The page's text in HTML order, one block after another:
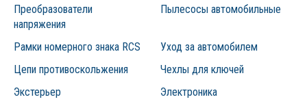
Преобразователи
напряжения
Пылесосы автомобильные
Рамки номерного знака RCS
Уход за автомобилем
Цепи противоскольжения
Чехлы для ключей
Экстерьер
Электроника